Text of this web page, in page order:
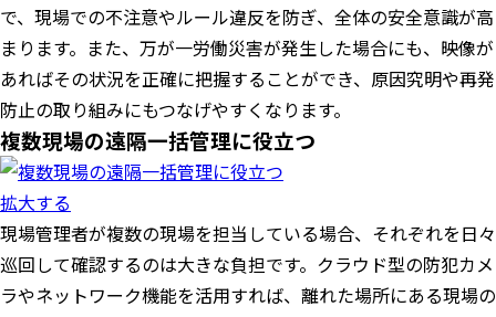
で、現場での不注意やルール違反を防ぎ、全体の安全意識が高
まります。また、万が一労働災害が発生した場合にも、映像が
あればその状況を正確に把握することができ、原因究明や再発
防止の取り組みにもつなげやすくなります。
複数現場の遠隔一括管理に役立つ
拡大する
現場管理者が複数の現場を担当している場合、それぞれを日々
巡回して確認するのは大きな負担です。クラウド型の防犯カメ
ラやネットワーク機能を活用すれば、離れた場所にある現場の